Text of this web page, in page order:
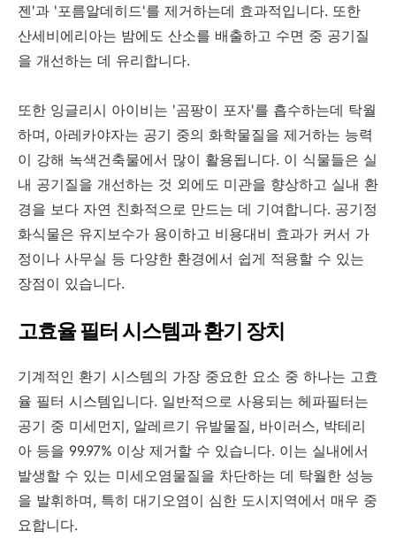
젠'과 '포름알데히드'를 제거하는데 효과적입니다. 또한
산세비에리아는 밤에도 산소를 배출하고 수면 중 공기질
을 개선하는 데 유리합니다.
또한 잉글리시 아이비는 '곰팡이 포자'를 흡수하는데 탁월
하며, 아레카야자는 공기 중의 화학물질을 제거하는 능력
이 강해 녹색건축물에서 많이 활용됩니다. 이 식물들은 실
내 공기질을 개선하는 것 외에도 미관을 향상하고 실내 환
경을 보다 자연 친화적으로 만드는 데 기여합니다. 공기정
화식물은 유지보수가 용이하고 비용대비 효과가 커서 가
정이나 사무실 등 다양한 환경에서 쉽게 적용할 수 있는
장점이 있습니다.
고효율 필터 시스템과 환기 장치
기계적인 환기 시스템의 가장 중요한 요소 중 하나는 고효
율 필터 시스템입니다. 일반적으로 사용되는 헤파필터는
공기 중 미세먼지, 알레르기 유발물질, 바이러스, 박테리
아 등을 99.97% 이상 제거할 수 있습니다. 이는 실내에서
발생할 수 있는 미세오염물질을 차단하는 데 탁월한 성능
을 발휘하며, 특히 대기오염이 심한 도시지역에서 매우 중
요합니다.